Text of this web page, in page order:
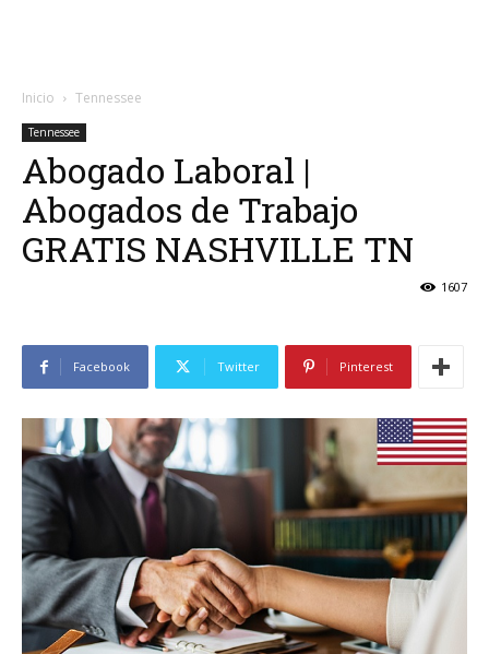
Inicio Tennessee
Tennessee
Abogado Laboral |
Abogados de Trabajo
GRATIS NASHVILLE TN
1607
Facebook Twitter Pinterest